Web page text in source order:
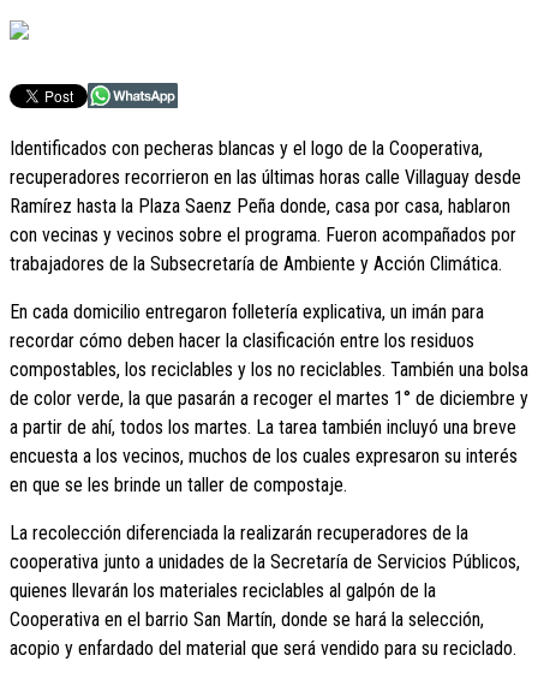
Identificados con pecheras blancas y el logo de la Cooperativa,
recuperadores recorrieron en las últimas horas calle Villaguay desde
Ramírez hasta la Plaza Saenz Peña donde, casa por casa, hablaron
con vecinas y vecinos sobre el programa. Fueron acompañados por
trabajadores de la Subsecretaría de Ambiente y Acción Climática.
En cada domicilio entregaron folletería explicativa, un imán para
recordar cómo deben hacer la clasificación entre los residuos
compostables, los reciclables y los no reciclables. También una bolsa
de color verde, la que pasarán a recoger el martes 1° de diciembre y
a partir de ahí, todos los martes. La tarea también incluyó una breve
encuesta a los vecinos, muchos de los cuales expresaron su interés
en que se les brinde un taller de compostaje.
La recolección diferenciada la realizarán recuperadores de la
cooperativa junto a unidades de la Secretaría de Servicios Públicos,
quienes llevarán los materiales reciclables al galpón de la
Cooperativa en el barrio San Martín, donde se hará la selección,
acopio y enfardado del material que será vendido para su reciclado.